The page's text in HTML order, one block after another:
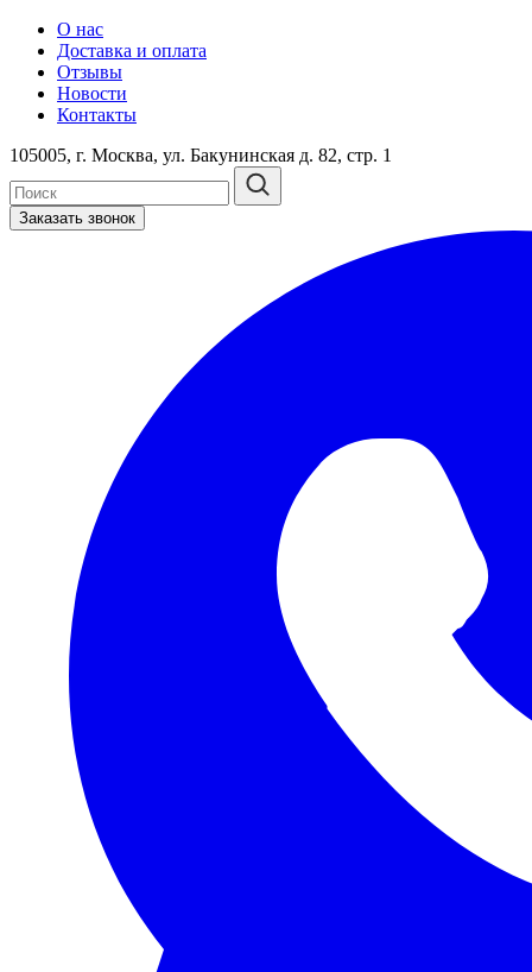
О нас
Доставка и оплата
Отзывы
Новости
Контакты
105005, г. Москва, ул. Бакунинская д. 82, стр. 1
Заказать звонок